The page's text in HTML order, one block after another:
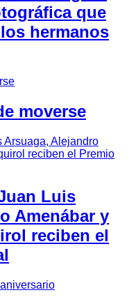
que
hermanos
moverse
Luis
Amenábar y
reciben el